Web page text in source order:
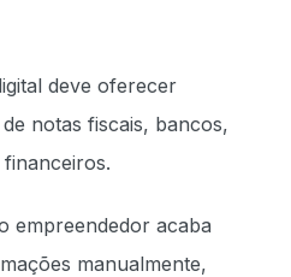
deve oferecer
notas fiscais, bancos,
empreendedor acaba
manualmente,